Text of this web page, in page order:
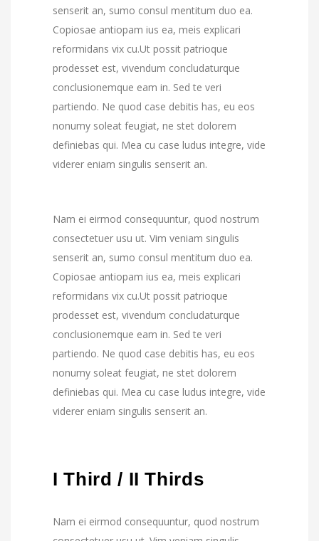
senserit an, sumo consul mentitum duo ea.
Copiosae antiopam ius ea, meis explicari
reformidans vix cu.Ut possit patrioque
prodesset est, vivendum concludaturque
conclusionemque eam in. Sed te veri
partiendo. Ne quod case debitis has, eu eos
nonumy soleat feugiat, ne stet dolorem
definiebas qui. Mea cu case ludus integre, vide
viderer eniam singulis senserit an.
Nam ei eirmod consequuntur, quod nostrum
consectetuer usu ut. Vim veniam singulis
senserit an, sumo consul mentitum duo ea.
Copiosae antiopam ius ea, meis explicari
reformidans vix cu.Ut possit patrioque
prodesset est, vivendum concludaturque
conclusionemque eam in. Sed te veri
partiendo. Ne quod case debitis has, eu eos
nonumy soleat feugiat, ne stet dolorem
definiebas qui. Mea cu case ludus integre, vide
viderer eniam singulis senserit an.
I Third / II Thirds
Nam ei eirmod consequuntur, quod nostrum